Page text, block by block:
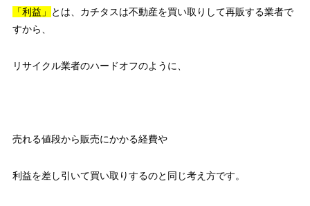
「利益」
とは、カチタスは不動産を買い取りして再販する業者で
すから、
リサイクル業者のハードオフのように、
売れる値段から販売にかかる経費や
利益を差し引いて買い取りするのと同じ考え方です。